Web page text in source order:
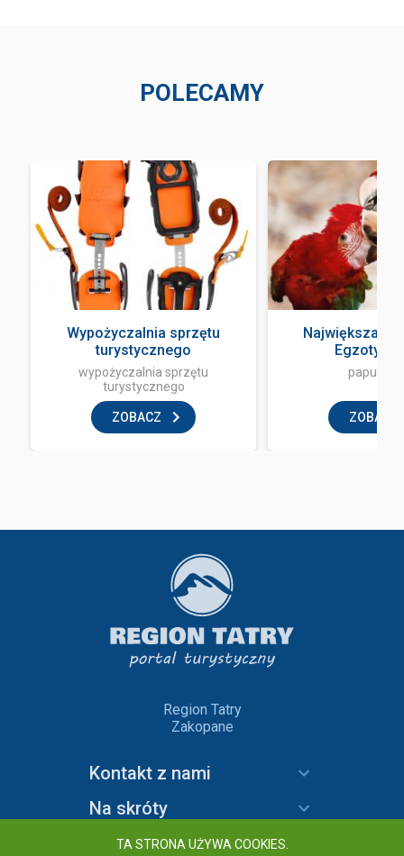
POLECAMY
Wypożyczalnia sprzętu
turystycznego
wypożyczalnia sprzętu
turystycznego
ZOBACZ
Największa
ZOBACZ
Region Tatry
Zakopane
Kontakt z nami
Na skróty
Informacje
TA STRONA UŻYWA COOKIES.